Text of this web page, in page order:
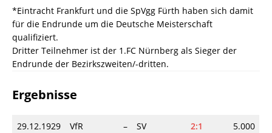
*Eintracht Frankfurt und die SpVgg Fürth haben sich damit
für die Endrunde um die Deutsche Meisterschaft
qualifiziert.
Dritter Teilnehmer ist der 1.FC Nürnberg als Sieger der
Endrunde der Bezirkszweiten/-dritten.
Ergebnisse
29.12.1929
VfR
–
SV
2:1
5.000